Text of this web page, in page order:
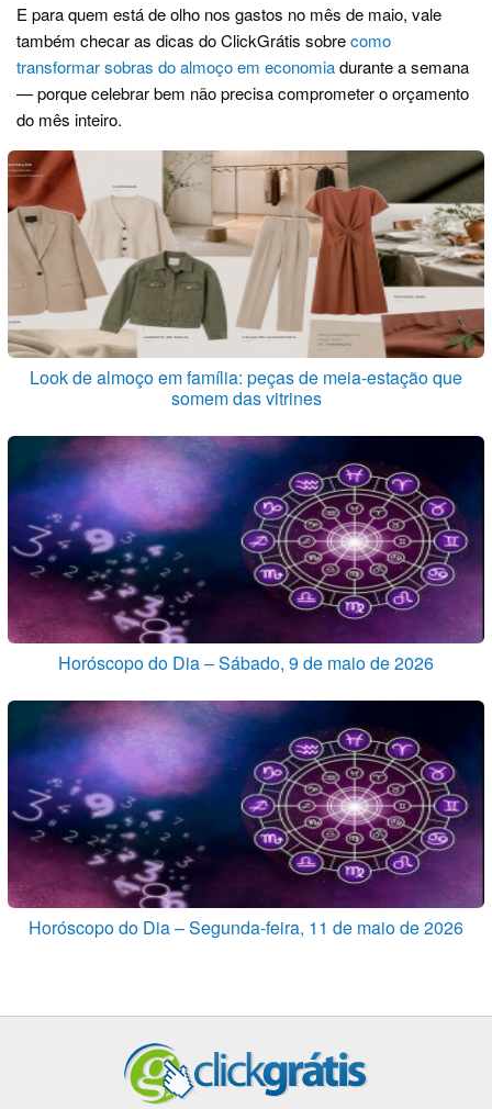
E para quem está de olho nos gastos no mês de maio, vale
também checar as dicas do ClickGrátis sobrecomo
transformar sobras do almoço em economiadurante a semana
— porque celebrar bem não precisa comprometer o orçamento
do mês inteiro.
Look de almoço em família: peças de meia-estação que
somem das vitrines
Horóscopo do Dia – Sábado, 9 de maio de 2026
Horóscopo do Dia – Segunda-feira, 11 de maio de 2026